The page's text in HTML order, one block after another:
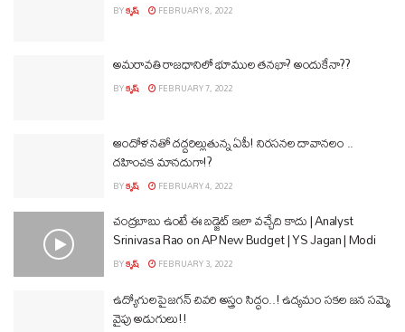
BYకృష్ FEBRUARY 8, 2022
అమరావతి రాజధానిలో భూముల తనఖా? అందుకేనా??
BYకృష్ FEBRUARY 7, 2022
ఆందోళనతో దద్దరిల్లుతున్న ఏపీ! నిరసనల దావానలం ..
దహించక మానదుగా!?
BYకృష్ FEBRUARY 4, 2022
చంద్రబాబు ఉంటే ఈ బడ్జెట్ ఇలా వచ్చేది కాదు | Analyst
Srinivasa Rao on AP New Budget | YS Jagan | Modi
BYకృష్ FEBRUARY 3, 2022
ఉద్యోగులపై జగన్ చివరి అస్త్రం సిద్ధం..! ఉద్యమం సకల జన సమ్మె
వైపు అడుగులు!!